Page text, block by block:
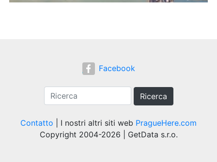
Facebook
Ricerca
Contatto | I nostri altri siti web PragueHere.com
Copyright 2004-2026 | GetData s.r.o.